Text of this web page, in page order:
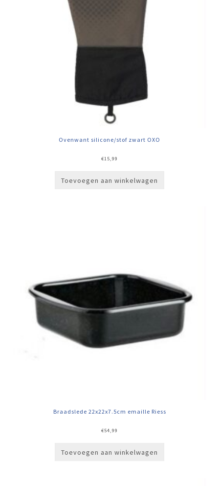
Ovenwant silicone/stof zwart OXO
€15,99
Toevoegen aan winkelwagen
Braadslede 22x22x7.5cm emaille Riess
€54,99
Toevoegen aan winkelwagen